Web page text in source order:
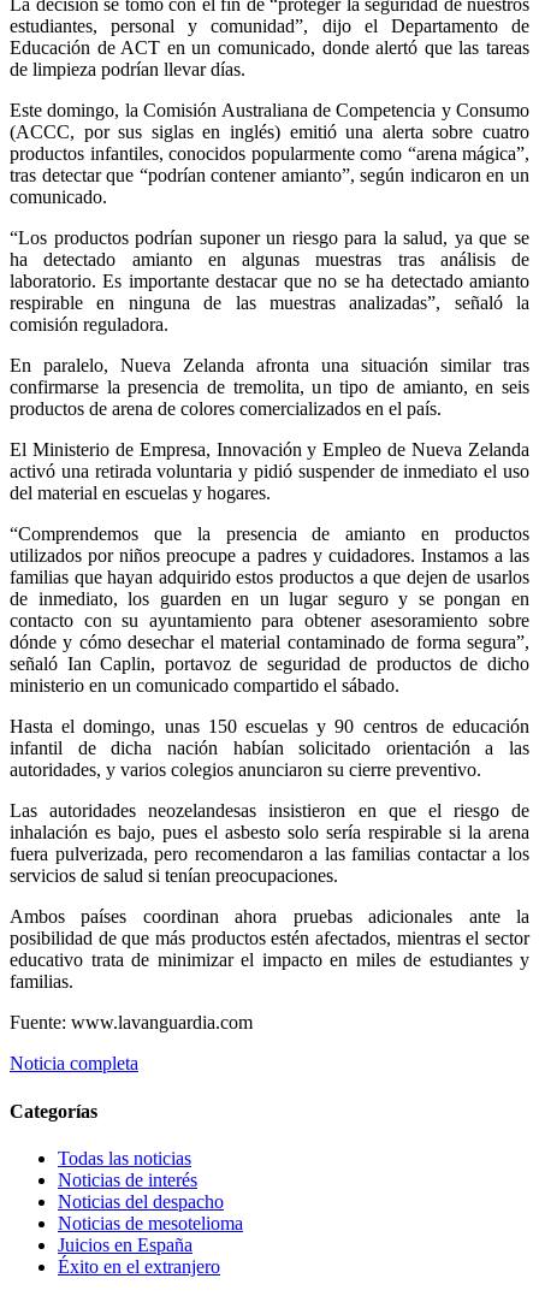
La decisión se tomó con el fin de “proteger la seguridad de nuestros
estudiantes, personal y comunidad”, dijo el Departamento de
Educación de ACT en un comunicado, donde alertó que las tareas
de limpieza podrían llevar días.
Este domingo, la Comisión Australiana de Competencia y Consumo
(ACCC, por sus siglas en inglés) emitió una alerta sobre cuatro
productos infantiles, conocidos popularmente como “arena mágica”,
tras detectar que “podrían contener amianto”, según indicaron en un
comunicado.
“Los productos podrían suponer un riesgo para la salud, ya que se
ha detectado amianto en algunas muestras tras análisis de
laboratorio. Es importante destacar que no se ha detectado amianto
respirable en ninguna de las muestras analizadas”, señaló la
comisión reguladora.
En paralelo, Nueva Zelanda afronta una situación similar tras
confirmarse la presencia de tremolita, un tipo de amianto, en seis
productos de arena de colores comercializados en el país.
El Ministerio de Empresa, Innovación y Empleo de Nueva Zelanda
activó una retirada voluntaria y pidió suspender de inmediato el uso
del material en escuelas y hogares.
“Comprendemos que la presencia de amianto en productos
utilizados por niños preocupe a padres y cuidadores. Instamos a las
familias que hayan adquirido estos productos a que dejen de usarlos
de inmediato, los guarden en un lugar seguro y se pongan en
contacto con su ayuntamiento para obtener asesoramiento sobre
dónde y cómo desechar el material contaminado de forma segura”,
señaló Ian Caplin, portavoz de seguridad de productos de dicho
ministerio en un comunicado compartido el sábado.
Hasta el domingo, unas 150 escuelas y 90 centros de educación
infantil de dicha nación habían solicitado orientación a las
autoridades, y varios colegios anunciaron su cierre preventivo.
Las autoridades neozelandesas insistieron en que el riesgo de
inhalación es bajo, pues el asbesto solo sería respirable si la arena
fuera pulverizada, pero recomendaron a las familias contactar a los
servicios de salud si tenían preocupaciones.
Ambos países coordinan ahora pruebas adicionales ante la
posibilidad de que más productos estén afectados, mientras el sector
educativo trata de minimizar el impacto en miles de estudiantes y
familias.
Fuente: www.lavanguardia.com
Noticia completa
Categorías
Todas las noticias
Noticias de interés
Noticias del despacho
Noticias de mesotelioma
Juicios en España
Éxito en el extranjero